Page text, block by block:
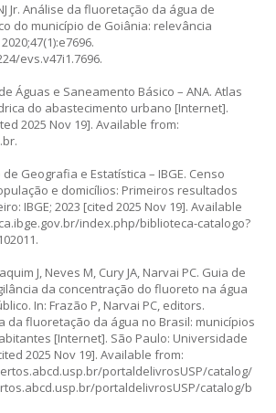
Jr. Análise da fluoretação da água de
do município de Goiânia: relevância
evs.v47i1.7696.
Águas e Saneamento Básico – ANA. Atlas
do abastecimento urbano [Internet].
2025 Nov 19]. Available from:
.
Geografia e Estatística – IBGE. Censo
e domicílios: Primeiros resultados
IBGE; 2023 [cited 2025 Nov 19]. Available
index.php/biblioteca-catalogo?
.
J, Neves M, Cury JA, Narvai PC. Guia de
da concentração do fluoreto na água
In: Frazão P, Narvai PC, editors.
da fluoretação da água no Brasil: municípios
[Internet]. São Paulo: Universidade
2025 Nov 19]. Available from:
portaldelivrosUSP/catalog/
portaldelivrosUSP/catalog/b